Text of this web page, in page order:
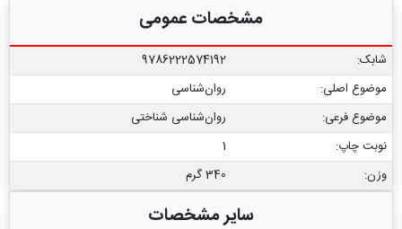
مشخصات عمومی
شابک:
9786222574192
موضوع اصلی:
روان‌شناسی
موضوع فرعی:
روان‌‌شناسی شناختی
نوبت چاپ:
1
وزن:
340 گرم
سایر مشخصات